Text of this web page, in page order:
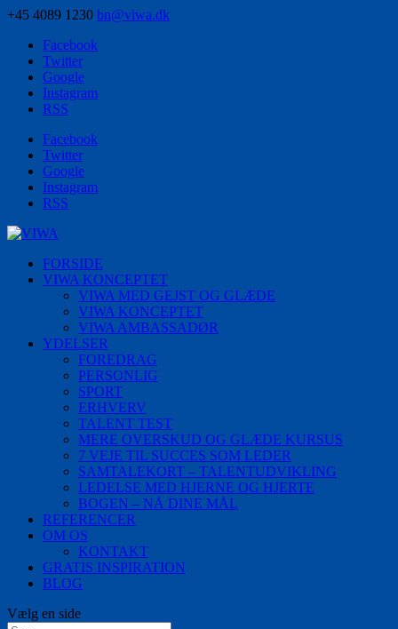
+45 4089 1230 bn@viwa.dk
Facebook
Twitter
Google
Instagram
RSS
Facebook
Twitter
Google
Instagram
RSS
FORSIDE
VIWA KONCEPTET
VIWA MED GEJST OG GLÆDE
VIWA KONCEPTET
VIWA AMBASSADØR
YDELSER
FOREDRAG
PERSONLIG
SPORT
ERHVERV
TALENT TEST
MERE OVERSKUD OG GLÆDE KURSUS
7 VEJE TIL SUCCES SOM LEDER
SAMTALEKORT – TALENTUDVIKLING
LEDELSE MED HJERNE OG HJERTE
BOGEN – NÅ DINE MÅL
REFERENCER
OM OS
KONTAKT
GRATIS INSPIRATION
BLOG
Vælg en side